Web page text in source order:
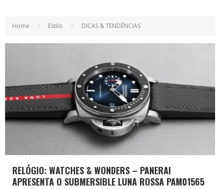
Home Estilo DICAS & TENDÊNCIAS
RELÓGIO: WATCHES & WONDERS – PANERAI
APRESENTA O SUBMERSIBLE LUNA ROSSA PAM01565